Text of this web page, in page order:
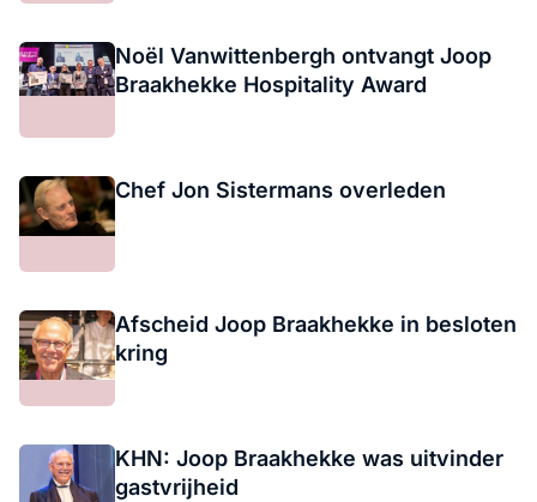
Noël Vanwittenbergh ontvangt Joop
Braakhekke Hospitality Award
Chef Jon Sistermans overleden
Afscheid Joop Braakhekke in besloten
kring
KHN: Joop Braakhekke was uitvinder
gastvrijheid